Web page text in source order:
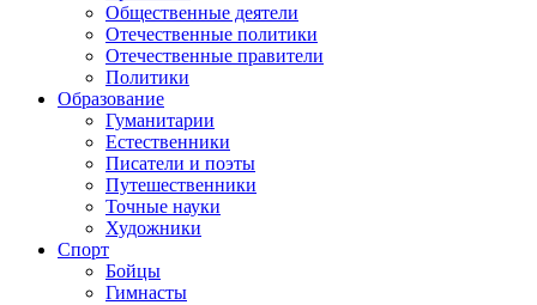
Общественные деятели
Отечественные политики
Отечественные правители
Политики
Образование
Гуманитарии
Естественники
Писатели и поэты
Путешественники
Точные науки
Художники
Спорт
Бойцы
Гимнасты